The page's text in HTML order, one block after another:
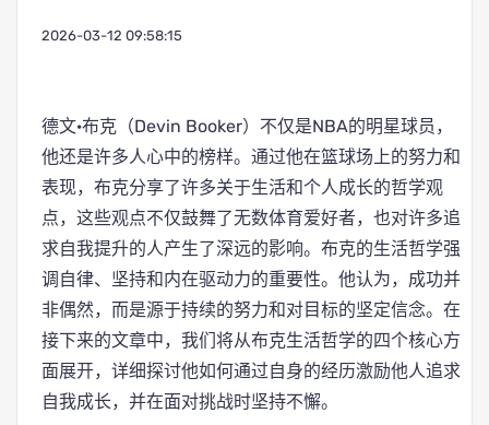
2026-03-12 09:58:15
德文·布克（Devin Booker）不仅是NBA的明星球员，
他还是许多人心中的榜样。通过他在篮球场上的努力和
表现，布克分享了许多关于生活和个人成长的哲学观
点，这些观点不仅鼓舞了无数体育爱好者，也对许多追
求自我提升的人产生了深远的影响。布克的生活哲学强
调自律、坚持和内在驱动力的重要性。他认为，成功并
非偶然，而是源于持续的努力和对目标的坚定信念。在
接下来的文章中，我们将从布克生活哲学的四个核心方
面展开，详细探讨他如何通过自身的经历激励他人追求
自我成长，并在面对挑战时坚持不懈。